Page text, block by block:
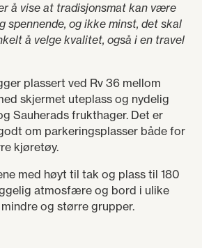
å vise at tradisjonsmat kan være
spennende, og ikke minst, det skal
å velge kvalitet, også i en travel
plassert ved Rv 36 mellom
skjermet uteplass og nydelig
Sauherads frukthager. Det er
om parkeringsplasser både for
kjøretøy.
med høyt til tak og plass til 180
atmosfære og bord i ulike
og større grupper.